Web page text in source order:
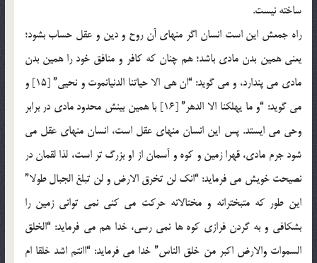
ساخته نیست.
راه جمعش این است انسان اگر منهای آن روح و دین و عقل حساب بشود؛
یعنی همین بدن مادی باشد؛ هم چنان که کافر و منافق خود را همین بدن
مادی می پندارد، و می گوید: “ان هی الا حیاتنا الدنیانموت و نحیی” [15] و
می گوید: “و ما یهلکنا الا الدهر” [16] با همین بینش محدود مادی در برابر
وحی می ایستد. پس این انسان منهای عقل است، انسان منهای عقل می
شود جرم مادی، قهرا زمین و کوه و آسمان از او بزرگ تر است، لذا لقمان در
نصیحت خویش می فرماید: “انک لن تخرق الارض و لن تبلغ الجبال طولا”
این طور که متبخترانه و مختالانه حرکت می کنی نمی توانی زمین را
بشکافی و به گردن فرازی کوه ها نمی رسی، خدا هم می فرماید: “الخلق
السموات والارض اکبر من خلق الناس” خدا می فرماید: “اانتم اشد خلقا ام